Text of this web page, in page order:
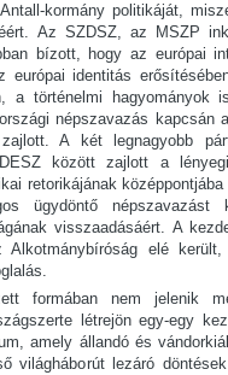
kormány politikáját,
Az SZDSZ, az MSZP
bízott, hogy az európai
európai identitás
a történelmi hagyományok
népszavazás kapcsán
zajlott. A két legnagyobb
között zajlott a
retorikájának
ügydöntő népszavazást
visszaadásáért. A
Alkotmánybíróság elé
formában nem jelenik
létrejön egy-egy
amely állandó és
világháborút lezáró